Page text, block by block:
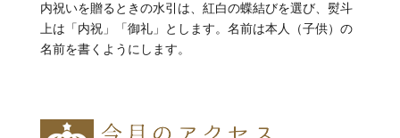
内祝いを贈るときの水引は、紅白の蝶結びを選び、熨斗
上は「内祝」「御礼」とします。名前は本人（子供）の
名前を書くようにします。